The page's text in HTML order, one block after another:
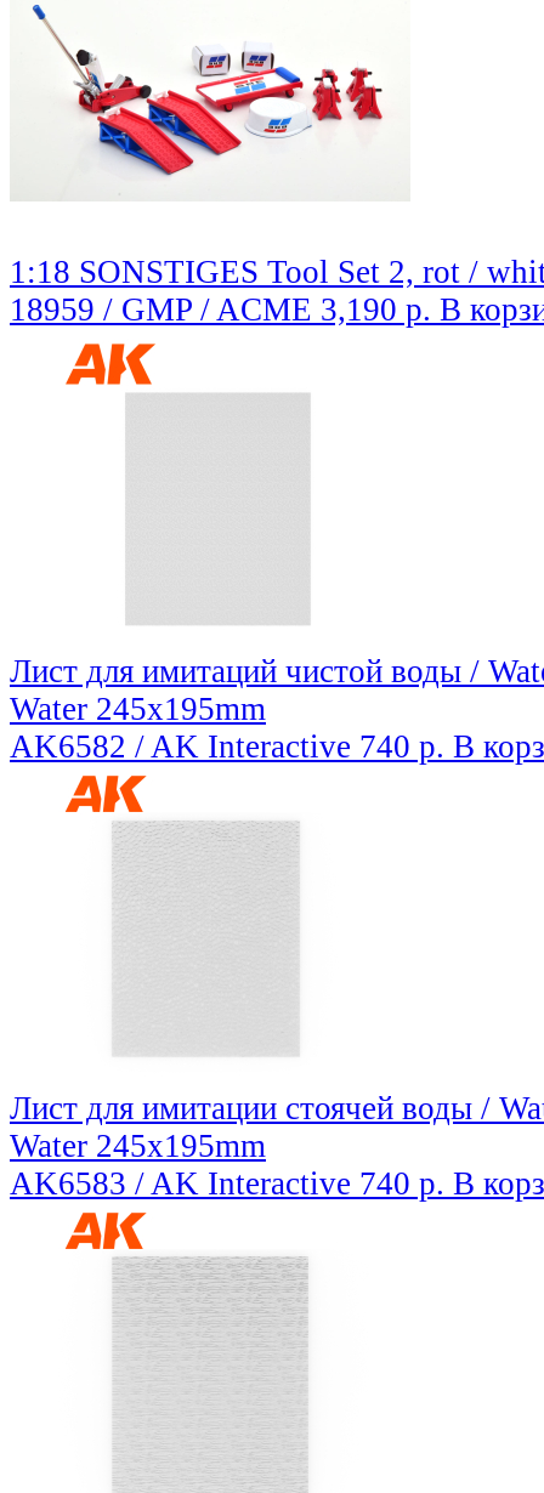
1:18 SONSTIGES Tool Set 2, rot /
18959 / GMP / ACME 3,190 р. В
Лист для имитаций чистой воды /
Water 245x195mm
AK6582 / AK Interactive 740 р. В
Лист для имитации стоячей воды /
Water 245x195mm
AK6583 / AK Interactive 740 р. В